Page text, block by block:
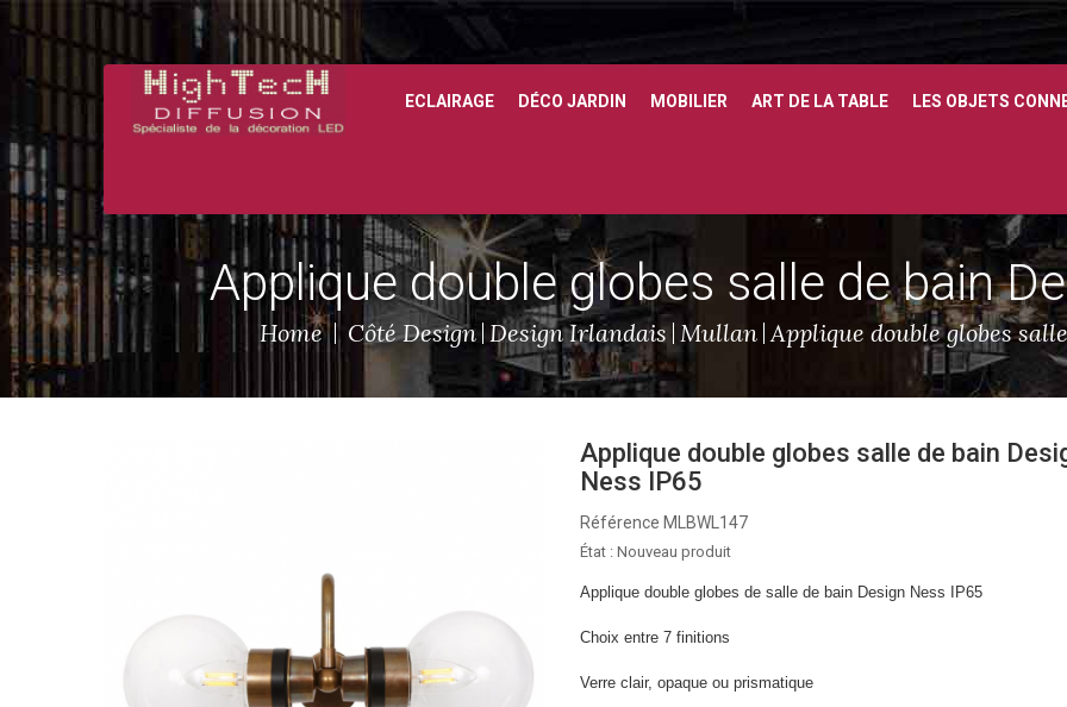
ECLAIRAGE DÉCO JARDIN MOBILIER ART DE LA TABLE LES OBJETS
Applique double globes salle de bain
Home Côté Design Design Irlandais Mullan Applique double globes
Applique double globes salle de bain
Ness IP65
Référence MLBWL147
État : Nouveau produit
Applique double globes de salle de bain Design Ness IP65
Choix entre 7 finitions
Verre clair, opaque ou prismatique